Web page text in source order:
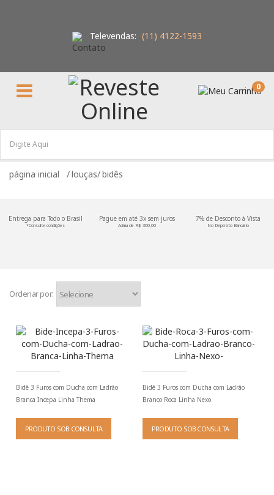
Televendas: (11) 4122-1593
0
louças bidês
Entrega para Todo o Brasil
*Consulte condições
Pague em até 3x sem juros
Acima de R$ 300,00
7% de Desconto à Vista
No Depósito Bancário
Ordenar por:
Bidê 3 Furos com Ducha com Ladrão
Branca Incepa Linha Thema
PRODUTO SOB CONSULTA
Bidê 3 Furos com Ducha com Ladrão
Branco Roca Linha Nexo
PRODUTO SOB CONSULTA